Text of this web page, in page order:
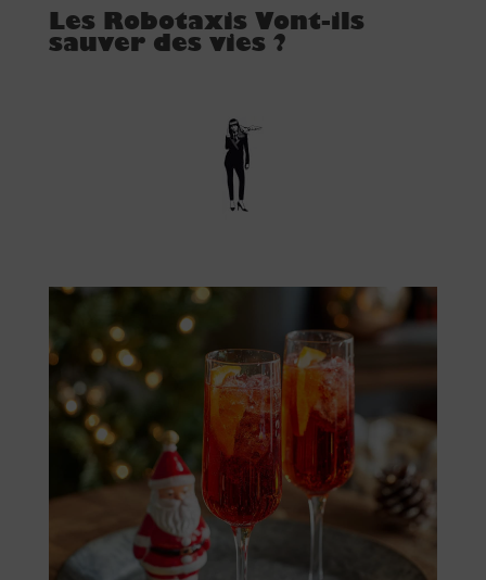
Les Robotaxis Vont-ils
sauver des vies ?